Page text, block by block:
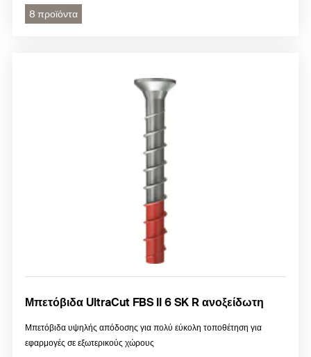
8 προϊόντα
Μπετόβιδα UltraCut FBS II 6 SK R ανοξείδωτη
Μπετόβιδα υψηλής απόδοσης για πολύ εύκολη τοποθέτηση για
εφαρμογές σε εξωτερικούς χώρους